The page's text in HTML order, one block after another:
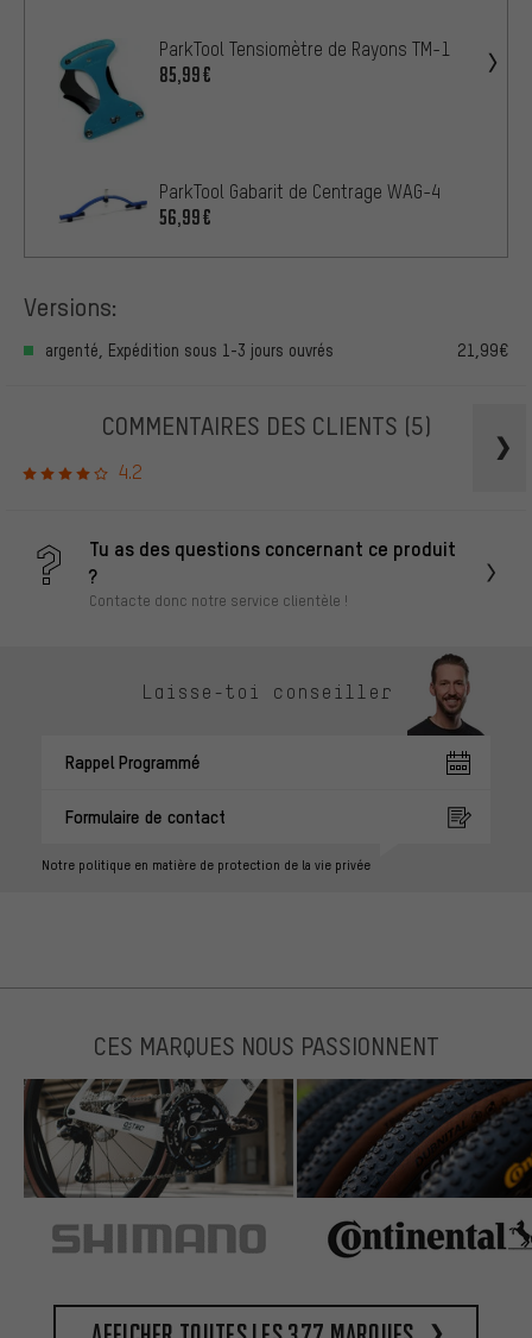
ParkTool Tensiomètre de Rayons TM-1
85,99€
ParkTool Gabarit de Centrage WAG-4
56,99€
Versions:
argenté, Expédition sous 1-3 jours ouvrés 21,99€
COMMENTAIRES DES CLIENTS (5)
4.2
Tu as des questions concernant ce produit
?
Contacte donc notre service clientèle !
Laisse-toi conseiller
Rappel Programmé
Formulaire de contact
Notre politique en matière de protection de la vie privée
CES MARQUES NOUS PASSIONNENT